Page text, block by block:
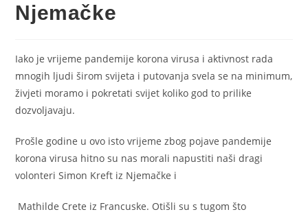
Njemačke
Iako je vrijeme pandemije korona virusa i aktivnost rada
mnogih ljudi širom svijeta i putovanja svela se na minimum,
živjeti moramo i pokretati svijet koliko god to prilike
dozvoljavaju.
Prošle godine u ovo isto vrijeme zbog pojave pandemije
korona virusa hitno su nas morali napustiti naši dragi
volonteri Simon Kreft iz Njemačke i
Mathilde Crete iz Francuske. Otišli su s tugom što